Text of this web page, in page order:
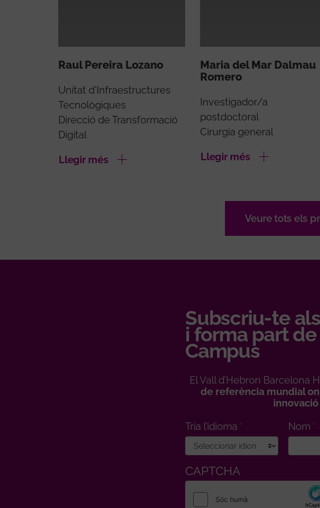
Raul Pereira Lozano
Unitat d'Infraestructures
Tecnològiques
Direcció de Transformació
Digital
Llegir més
Maria del Mar Dalmau
Romero
Investigador/a
postdoctoral
Cirurgia general
Llegir més
Veure tots els
Subscriu-te
i forma part
Campus
El Vall d’Hebron Barcelona
de referència mundial
Tria l’idioma
Nom
CAPTCHA